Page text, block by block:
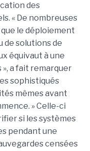
des
« De nombreuses
le déploiement
de solutions de
équivaut à une
a fait remarquer
sophistiqués
mêmes avant
» Celle-ci
si les systèmes
pendant une
censées